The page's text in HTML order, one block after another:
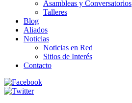
Asambleas y Conversatorios
Talleres
Blog
Aliados
Noticias
Noticias en Red
Sitios de Interés
Contacto